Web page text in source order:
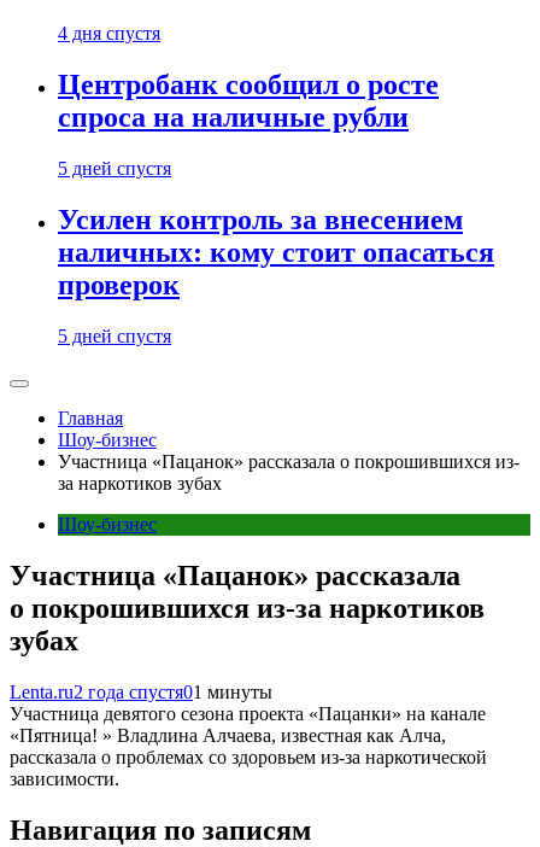
4 дня спустя
Центробанк сообщил о росте
спроса на наличные рубли
5 дней спустя
Усилен контроль за внесением
наличных: кому стоит опасаться
проверок
5 дней спустя
Главная
Шоу-бизнес
Участница «Пацанок» рассказала о покрошившихся из-
за наркотиков зубах
Шоу-бизнес
Участница «Пацанок» рассказала
о покрошившихся из-за наркотиков
зубах
Lenta.ru2 года спустя01 минуты
Участница девятого сезона проекта «Пацанки» на канале
«Пятница! » Владлина Алчаева, известная как Алча,
рассказала о проблемах со здоровьем из-за наркотической
зависимости.
Навигация по записям